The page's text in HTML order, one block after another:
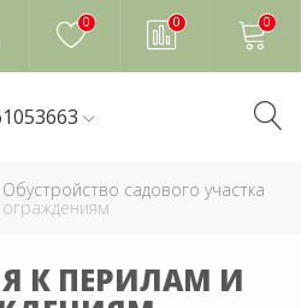
0 0 0
Обустройство садового участка
К ПЕРИЛАМ И